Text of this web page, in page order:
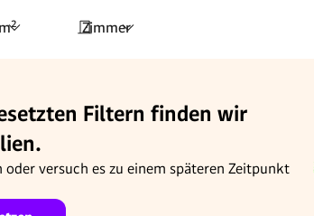
Zimmer
Filtern finden wir
versuch es zu einem späteren Zeitpunkt